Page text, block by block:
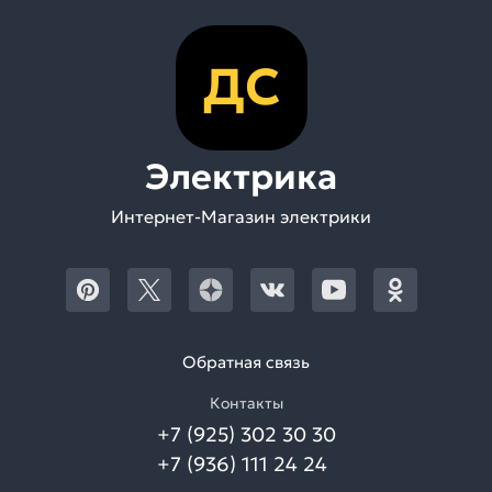
ДС
Электрика
Интернет-Магазин электрики
Обратная связь
Контакты
+7 (925) 302 30 30
+7 (936) 111 24 24